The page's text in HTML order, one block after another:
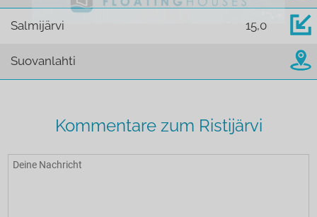
Salmijärvi 15,0
Suovanlahti
Kommentare zum Ristijärvi